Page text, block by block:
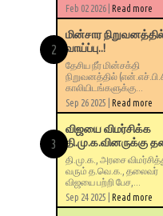
Feb 02 2026 | Read more
மின்சார
வாய்ப்பு..!
தேசிய நீர் மின்சக்தி
நிறுவனத்தில்
காலியிடங்களுக்கு...
Sep 26 2025 | Read more
விஜயை விமர்சிக்க
தி.மு.க.வினருக்கு
தி.மு.க., அரசை
வரும் த.வெ.க., தலைவர்
விஜயை பற்றி பேச,...
Sep 24 2025 | Read more